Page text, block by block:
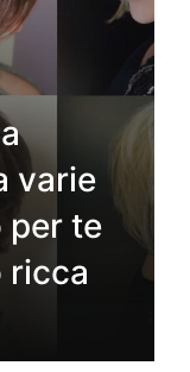
varie
per te
ricca